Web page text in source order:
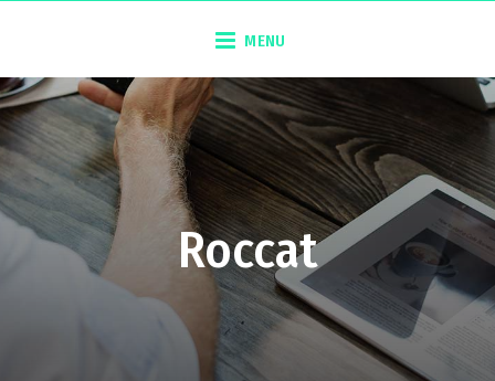
MENU
Roccat